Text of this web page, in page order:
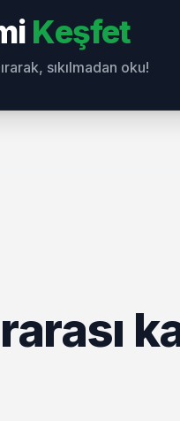
Keşfet
sıkılmadan oku!